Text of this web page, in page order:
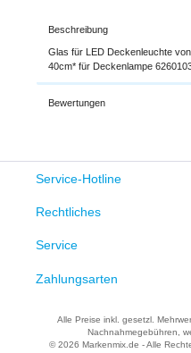
Beschreibung
Glas für LED Deckenleuchte
40cm* für Deckenlampe
Bewertungen
Service-Hotline
Rechtliches
Service
Zahlungsarten
Alle Preise inkl. gesetzl.
Nachnahmegebühren,
© 2026 Markenmix.de - Alle